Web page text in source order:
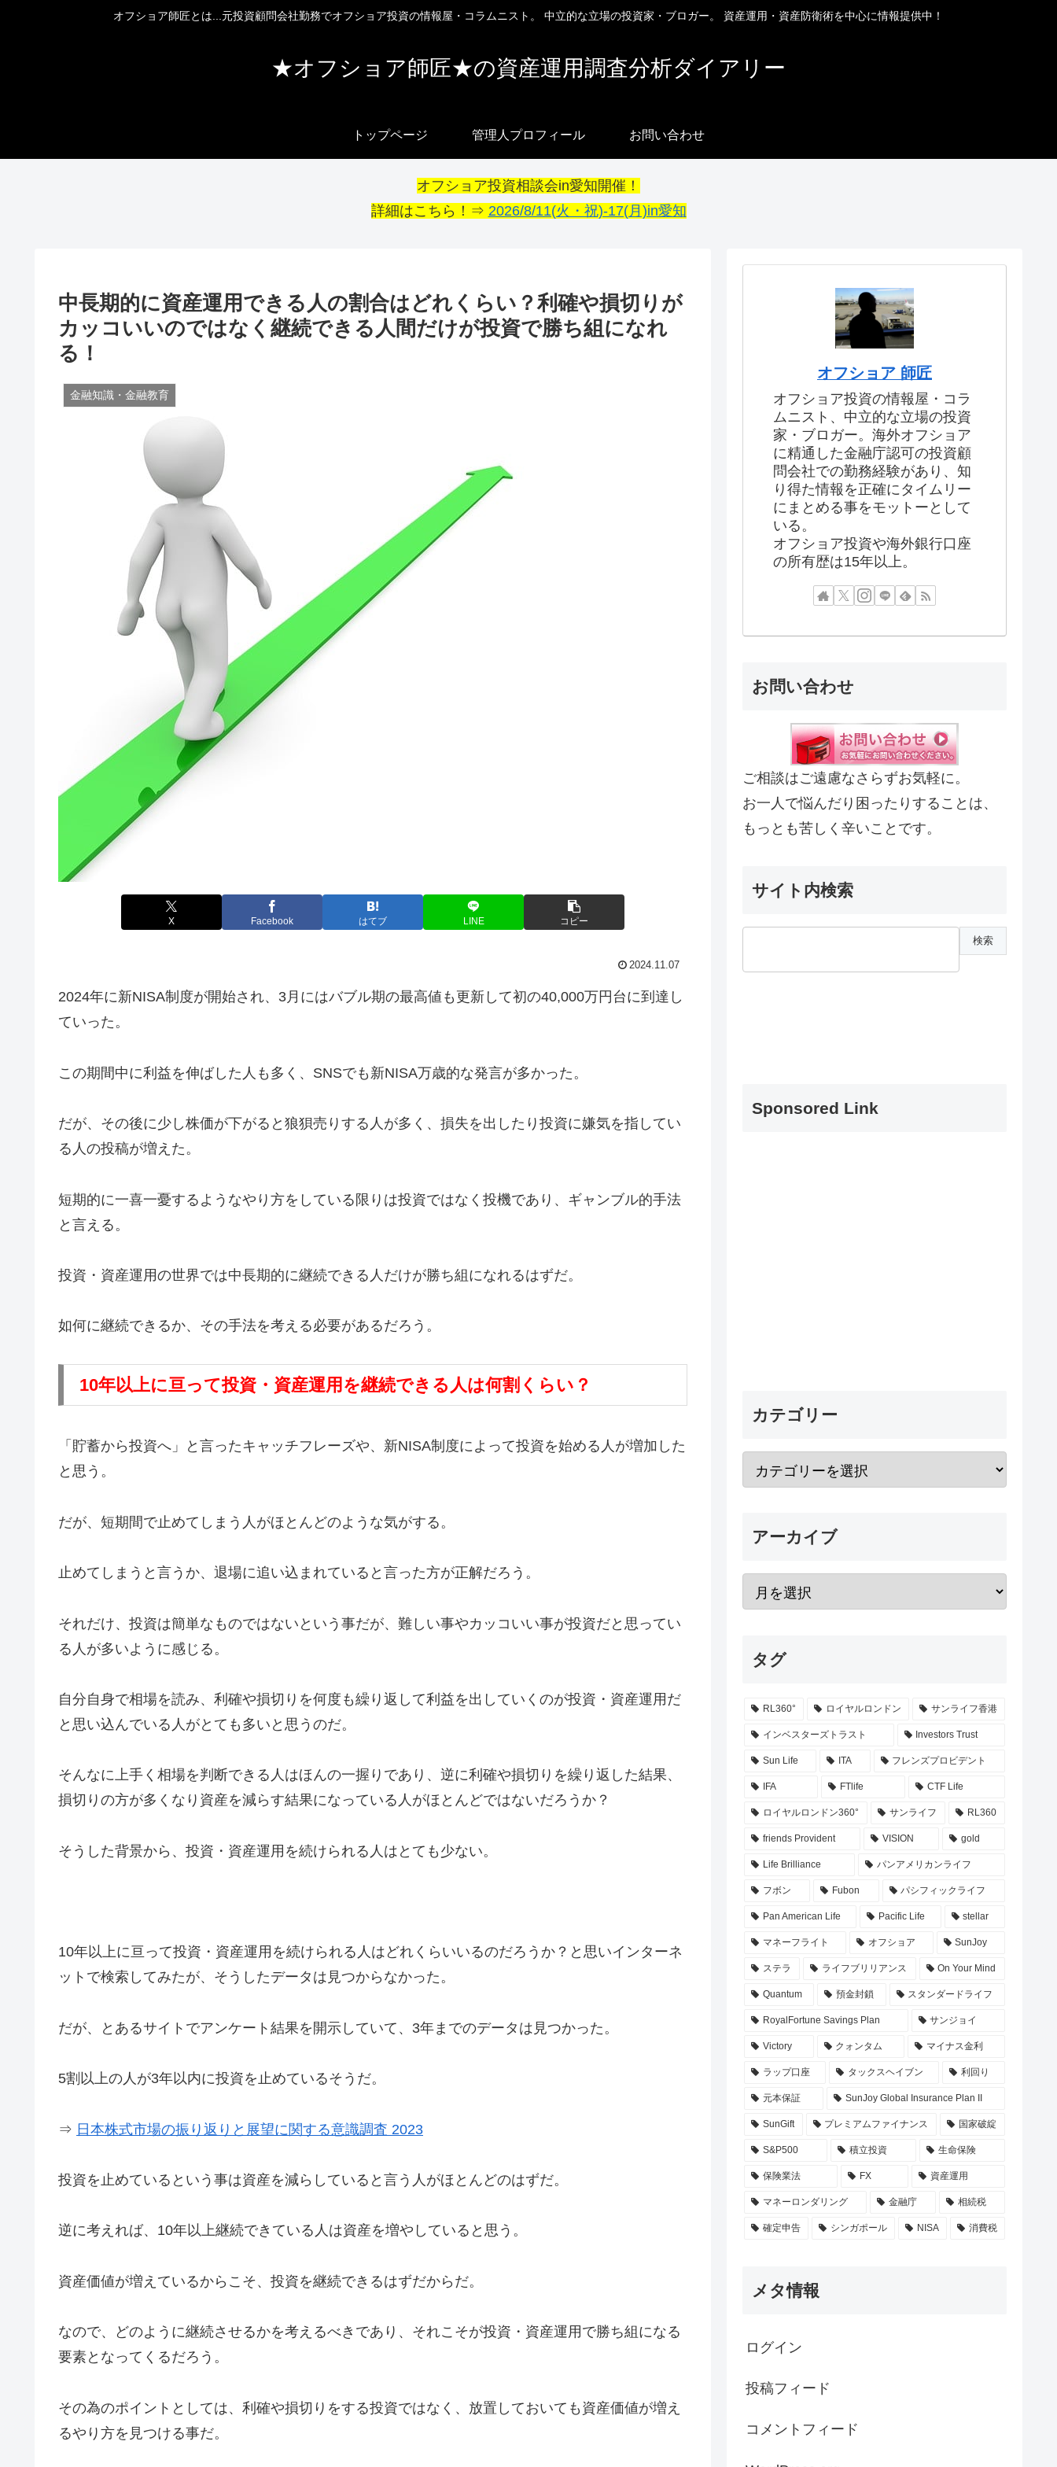
オフショア師匠とは...元投資顧問会社勤務でオフショア投資の情報屋・コラムニスト。 中立的な立場の投資家・ブロガー。 資産運用・資産防衛術を中心に情報提供中！
★オフショア師匠★の資産運用調査分析ダイアリー
トップページ 管理人プロフィール お問い合わせ
オフショア投資相談会in愛知開催！
詳細はこちら！⇒ 2026/8/11(火・祝)-17(月)in愛知
中長期的に資産運用できる人の割合はどれくらい？利確や損切りが
カッコいいのではなく継続できる人間だけが投資で勝ち組になれ
る！
金融知識・金融教育
X Facebook はてブ LINE コピー
2024.11.07
2024年に新NISA制度が開始され、3月にはバブル期の最高値も更新して初の40,000万円台に到達し
ていった。
この期間中に利益を伸ばした人も多く、SNSでも新NISA万歳的な発言が多かった。
だが、その後に少し株価が下がると狼狽売りする人が多く、損失を出したり投資に嫌気を指してい
る人の投稿が増えた。
短期的に一喜一憂するようなやり方をしている限りは投資ではなく投機であり、ギャンブル的手法
と言える。
投資・資産運用の世界では中長期的に継続できる人だけが勝ち組になれるはずだ。
如何に継続できるか、その手法を考える必要があるだろう。
10年以上に亘って投資・資産運用を継続できる人は何割くらい？
「貯蓄から投資へ」と言ったキャッチフレーズや、新NISA制度によって投資を始める人が増加した
と思う。
だが、短期間で止めてしまう人がほとんどのような気がする。
止めてしまうと言うか、退場に追い込まれていると言った方が正解だろう。
それだけ、投資は簡単なものではないという事だが、難しい事やカッコいい事が投資だと思ってい
る人が多いように感じる。
自分自身で相場を読み、利確や損切りを何度も繰り返して利益を出していくのが投資・資産運用だ
と思い込んでいる人がとても多いと思うのだ。
そんなに上手く相場を判断できる人はほんの一握りであり、逆に利確や損切りを繰り返した結果、
損切りの方が多くなり資産を減らす結果になっている人がほとんどではないだろうか？
そうした背景から、投資・資産運用を続けられる人はとても少ない。
10年以上に亘って投資・資産運用を続けられる人はどれくらいいるのだろうか？と思いインターネ
ットで検索してみたが、そうしたデータは見つからなかった。
だが、とあるサイトでアンケート結果を開示していて、3年までのデータは見つかった。
5割以上の人が3年以内に投資を止めているそうだ。
⇒ 日本株式市場の振り返りと展望に関する意識調査 2023
投資を止めているという事は資産を減らしていると言う人がほとんどのはずだ。
逆に考えれば、10年以上継続できている人は資産を増やしていると思う。
資産価値が増えているからこそ、投資を継続できるはずだからだ。
なので、どのように継続させるかを考えるべきであり、それこそが投資・資産運用で勝ち組になる
要素となってくるだろう。
その為のポイントとしては、利確や損切りをする投資ではなく、放置しておいても資産価値が増え
るやり方を見つける事だ。
オフショア 師匠
オフショア投資の情報屋・コラ
ムニスト、中立的な立場の投資
家・ブロガー。海外オフショア
に精通した金融庁認可の投資顧
問会社での勤務経験があり、知
り得た情報を正確にタイムリー
にまとめる事をモットーとして
いる。
オフショア投資や海外銀行口座
の所有歴は15年以上。
お問い合わせ
ご相談はご遠慮なさらずお気軽に。
お一人で悩んだり困ったりすることは、
もっとも苦しく辛いことです。
サイト内検索
Sponsored Link
カテゴリー
アーカイブ
タグ
RL360° ロイヤルロンドン サンライフ香港
インベスターズトラスト Investors Trust
Sun Life ITA フレンズプロビデント
IFA FTlife CTF Life
ロイヤルロンドン360° サンライフ RL360
friends Provident VISION gold
Life Brilliance パンアメリカンライフ
フボン Fubon パシフィックライフ
Pan American Life Pacific Life stellar
マネーフライト オフショア SunJoy
ステラ ライフブリリアンス On Your Mind
Quantum 預金封鎖 スタンダードライフ
RoyalFortune Savings Plan サンジョイ
Victory クォンタム マイナス金利
ラップ口座 タックスヘイブン 利回り
元本保証 SunJoy Global Insurance Plan II
SunGift プレミアムファイナンス 国家破綻
S&P500 積立投資 生命保険
保険業法 FX 資産運用
マネーロンダリング 金融庁 相続税
確定申告 シンガポール NISA 消費税
メタ情報
ログイン
投稿フィード
コメントフィード